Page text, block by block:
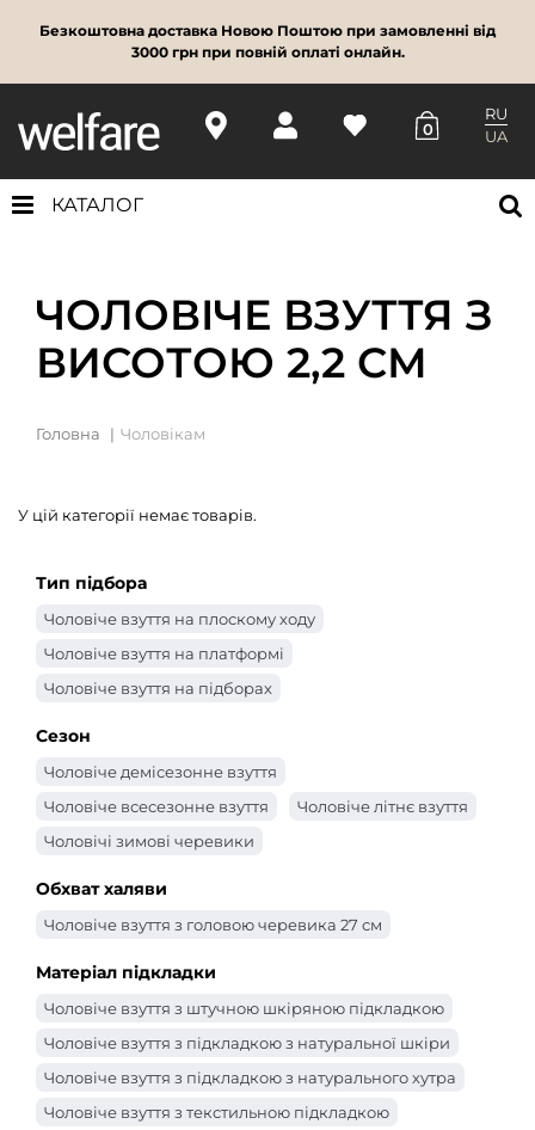
Безкоштовна доставка Новою Поштою при замовленні від
3000 грн при повній оплаті онлайн.
0
RU
UA
КАТАЛОГ
ЧОЛОВІЧЕ ВЗУТТЯ З
ВИСОТОЮ 2,2 СМ
Головна Чоловікам
У цій категорії немає товарів.
Тип підбора
Чоловіче взуття на плоскому ходу
Чоловіче взуття на платформі
Чоловіче взуття на підборах
Сезон
Чоловіче демісезонне взуття
Чоловіче всесезонне взуття
Чоловіче літнє взуття
Чоловічі зимові черевики
Обхват халяви
Чоловіче взуття з головою черевика 27 см
Матеріал підкладки
Чоловіче взуття з штучною шкіряною підкладкою
Чоловіче взуття з підкладкою з натуральної шкіри
Чоловіче взуття з підкладкою з натурального хутра
Чоловіче взуття з текстильною підкладкою